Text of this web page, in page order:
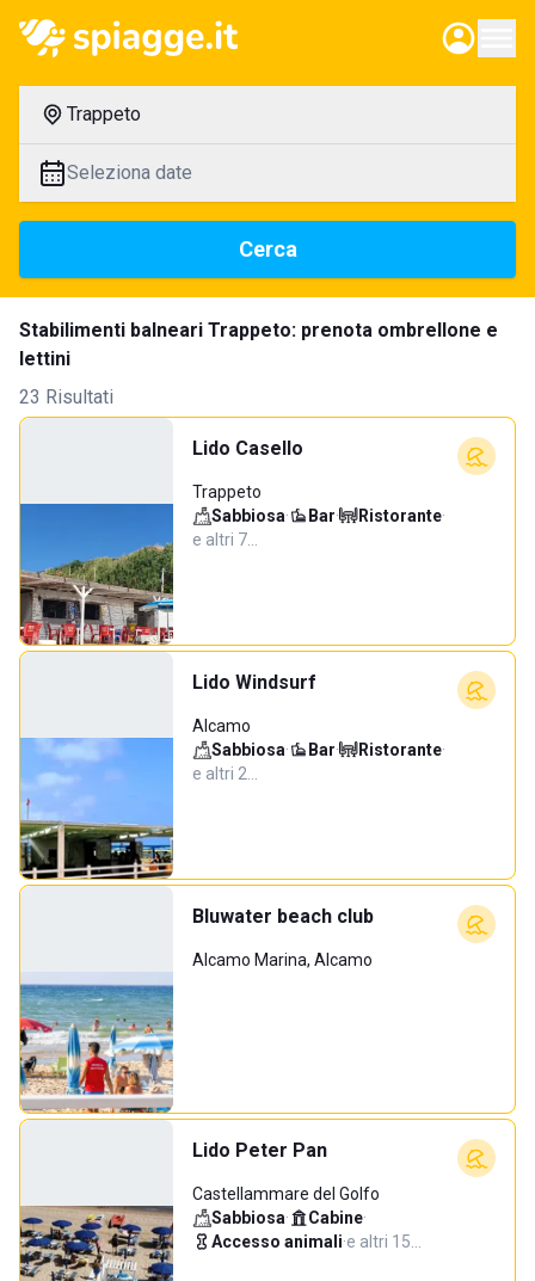
Trappeto
Seleziona date
Cerca
Stabilimenti balneari Trappeto: prenota ombrellone e
lettini
23 Risultati
Lido Casello
Trappeto
Sabbiosa· Bar· Ristorante·
e altri 7…
Lido Windsurf
Alcamo
Sabbiosa· Bar· Ristorante·
e altri 2…
Bluwater beach club
Alcamo Marina, Alcamo
Lido Peter Pan
Castellammare del Golfo
Sabbiosa· Cabine·
Accesso animali·e altri 15…